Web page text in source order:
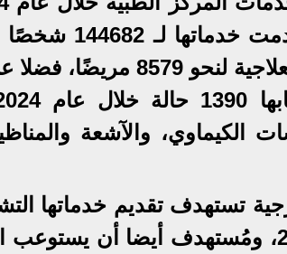
أنها شملت العيادات
والقسم الداخلي الذي وفّر الخدمة
الكيماوي، والآشعة
تستهدف تقديم خدماتها